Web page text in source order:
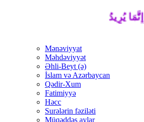
إِنَّمَا يُرِيدُ اللَّهُ لِيُذْهِبَ عَنْكُمُ الرِّجْسَ
Mənəviyyat
Məhdəviyyət
Əhli-Beyt (ə)
İslam və Azərbaycan
Qədir-Xum
Fatimiyyə
Həcc
Surələrin fəziləti
Müqəddəs aylar